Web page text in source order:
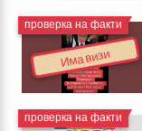
Има визи
проверка на факти
проверка на факти